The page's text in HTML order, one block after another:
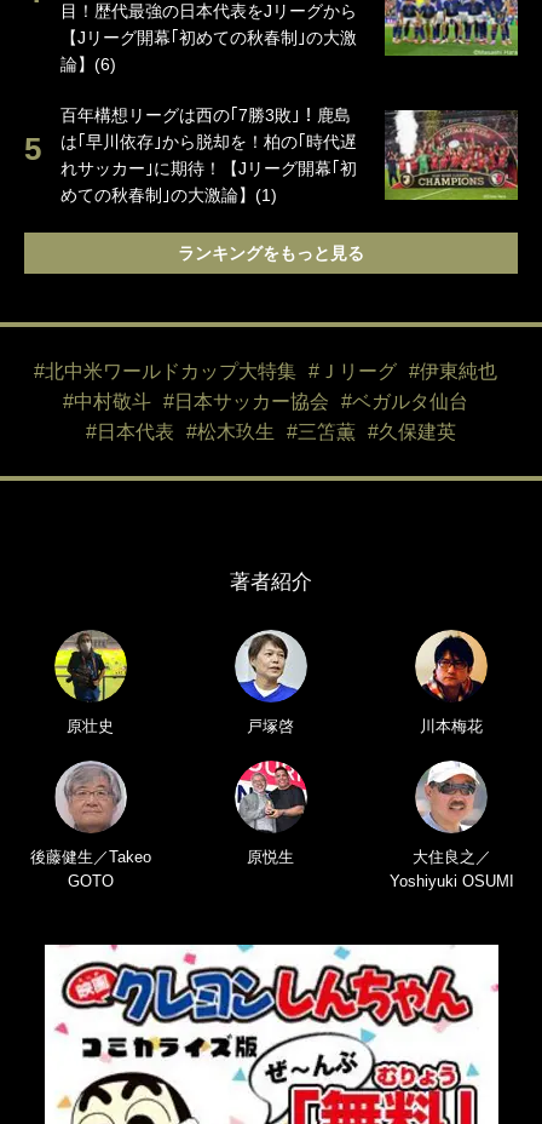
目！歴代最強の日本代表をJリーグから
【Jリーグ開幕｢初めての秋春制｣の大激
論】(6)
百年構想リーグは西の｢7勝3敗｣！鹿島
は｢早川依存｣から脱却を！柏の｢時代遅
れサッカー｣に期待！【Jリーグ開幕｢初
めての秋春制｣の大激論】(1)
ランキングをもっと見る
#北中米ワールドカップ大特集 #Ｊリーグ
#伊東純也
#中村敬斗
#日本サッカー協会
#ベガルタ仙台
#日本代表
#松木玖生 #三笘薫 #久保建英
著者紹介
原壮史 戸塚啓 川本梅花
後藤健生／Takeo
GOTO
原悦生
大住良之／
Yoshiyuki OSUMI